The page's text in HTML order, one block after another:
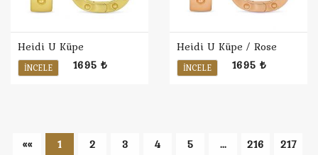
Heidi U Küpe
İNCELE 1695 ₺
Heidi U Küpe / Rose
İNCELE 1695 ₺
«« 1 2 3 4 5 ... 216
217